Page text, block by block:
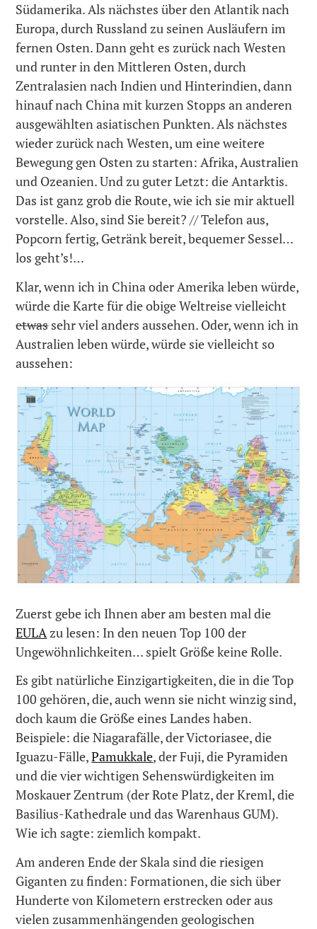
Südamerika. Als nächstes über den Atlantik nach
Europa, durch Russland zu seinen Ausläufern im
fernen Osten. Dann geht es zurück nach Westen
und runter in den Mittleren Osten, durch
Zentralasien nach Indien und Hinterindien, dann
hinauf nach China mit kurzen Stopps an anderen
ausgewählten asiatischen Punkten. Als nächstes
wieder zurück nach Westen, um eine weitere
Bewegung gen Osten zu starten: Afrika, Australien
und Ozeanien. Und zu guter Letzt: die Antarktis.
Das ist ganz grob die Route, wie ich sie mir aktuell
vorstelle. Also, sind Sie bereit? // Telefon aus,
Popcorn fertig, Getränk bereit, bequemer Sessel…
los geht’s!…
Klar, wenn ich in China oder Amerika leben würde,
würde die Karte für die obige Weltreise vielleicht
etwassehr viel anders aussehen. Oder, wenn ich in
Australien leben würde, würde sie vielleicht so
aussehen:
Zuerst gebe ich Ihnen aber am besten mal die
EULAzu lesen: In den neuen Top 100 der
Ungewöhnlichkeiten… spielt Größe keine Rolle.
Es gibt natürliche Einzigartigkeiten, die in die Top
100 gehören, die, auch wenn sie nicht winzig sind,
doch kaum die Größe eines Landes haben.
Beispiele: die Niagarafälle, der Victoriasee, die
Iguazu-Fälle,Pamukkale, der Fuji, die Pyramiden
und die vier wichtigen Sehenswürdigkeiten im
Moskauer Zentrum (der Rote Platz, der Kreml, die
Basilius-Kathedrale und das Warenhaus GUM).
Wie ich sagte: ziemlich kompakt.
Am anderen Ende der Skala sind die riesigen
Giganten zu finden: Formationen, die sich über
Hunderte von Kilometern erstrecken oder aus
vielen zusammenhängenden geologischen